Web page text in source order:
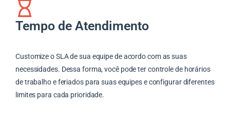
Tempo de Atendimento
Customize o SLA de sua equipe de acordo com as suas
necessidades. Dessa forma, você pode ter controle de horários
de trabalho e feriados para suas equipes e configurar diferentes
limites para cada prioridade.